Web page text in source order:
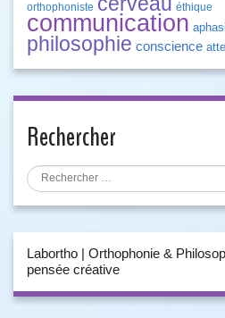
orthophoniste
éthique
communication
philosophie conscience
Rechercher
Labortho | Orthophonie &
pensée créative